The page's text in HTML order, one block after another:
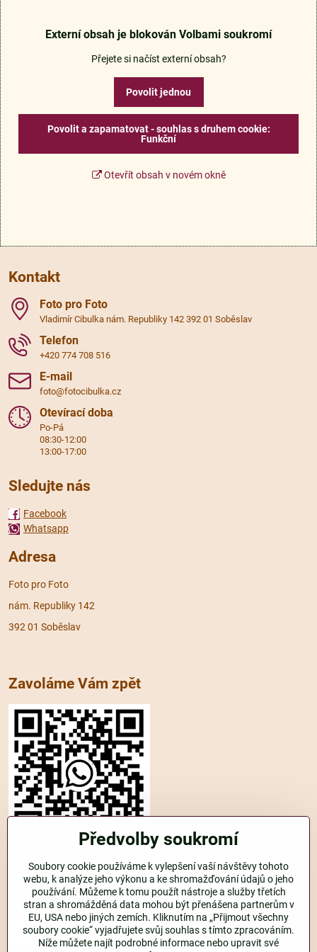
Externí obsah je blokován Volbami soukromí
Přejete si načíst externí obsah?
Povolit jednou
Povolit a zapamatovat - souhlas s druhem cookie:
Funkční
Otevřít obsah v novém okně
Kontakt
Foto pro Foto
Vladimír Cibulka nám. Republiky 142 392 01 Soběslav
Telefon
+420 774 708 516
E-mail
foto@fotocibulka.cz
Otevírací doba
Po-Pá
08:30-12:00
13:00-17:00
Sledujte nás
Facebook
Whatsapp
Adresa
Foto pro Foto
nám. Republiky 142
392 01 Soběslav
Zavoláme Vám zpět
WhatsApp
telefon
Předvolby soukromí
Soubory cookie používáme k vylepšení vaší návštěvy tohoto
webu, k analýze jeho výkonu a ke shromažďování údajů o jeho
používání. Můžeme k tomu použít nástroje a služby třetích
stran a shromážděná data mohou být přenášena partnerům v
EU, USA nebo jiných zemích. Kliknutím na „Přijmout všechny
soubory cookie“ vyjadřujete svůj souhlas s tímto zpracováním.
Níže můžete najít podrobné informace nebo upravit své